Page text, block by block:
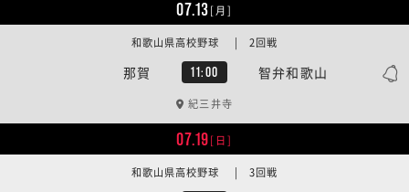
07.13[月]
那賀 11:00 智弁和歌山
和歌山県高校野球 | 2回戦
紀三井寺
07.19[日]
和歌山県高校野球 | 3回戦